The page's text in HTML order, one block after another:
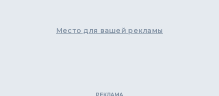
Место для вашей рекламы